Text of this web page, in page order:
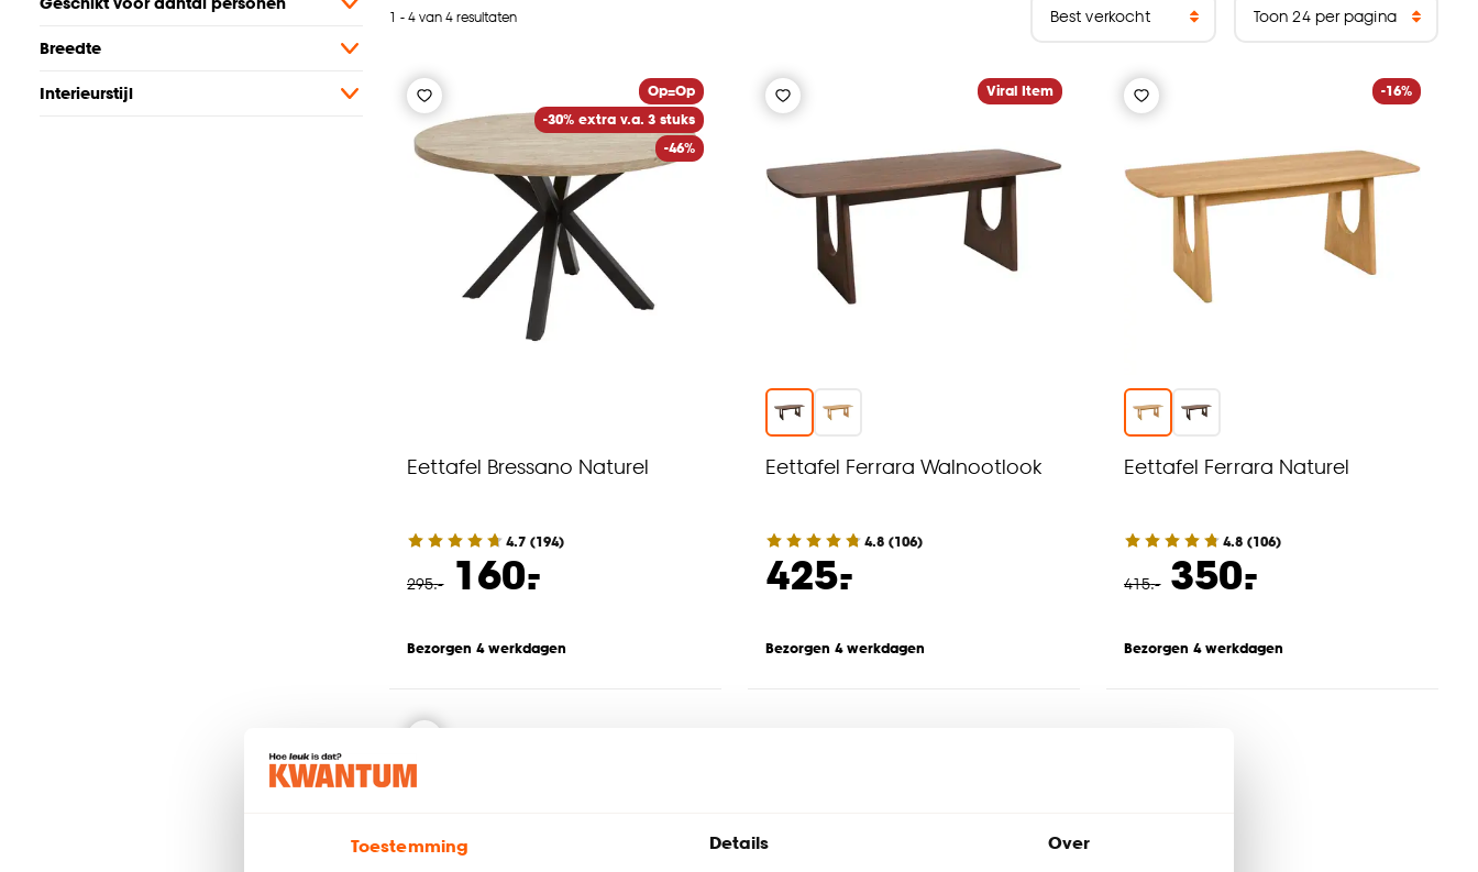
Toestemming Details Over
Breedte
Interieurstijl
1 - 4 van 4 resultaten
Op=Op
-30% extra v.a. 3 stuks
-46%
Eettafel Bressano Naturel
4.7 (194)
295.- 160.
-
Bezorgen 4 werkdagen
Viral Item
Eettafel Ferrara Walnootlook
4.8 (106)
425.
-
Bezorgen 4 werkdagen
-16%
Eettafel Ferrara Naturel
4.8 (106)
415.- 350.
-
Bezorgen 4 werkdagen